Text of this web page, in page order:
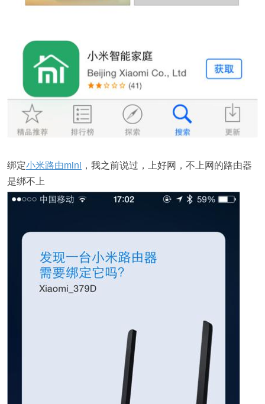
绑定小米路由mini ，我之前说过，上好网，不上网的路由器
是绑不上